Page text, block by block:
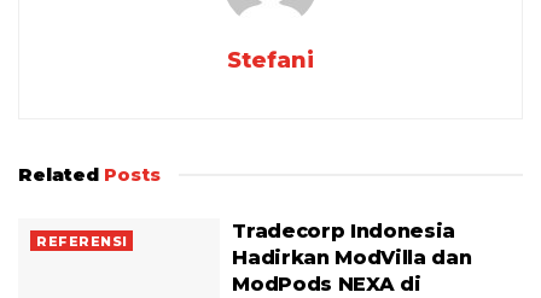
Stefani
Related Posts
REFERENSI
Tradecorp Indonesia
Hadirkan ModVilla dan
ModPods NEXA di